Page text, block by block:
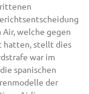
welche gegen
hatten, stellt dies
war im
spanischen
der